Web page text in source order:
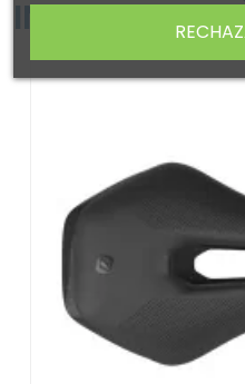
INTERESARTE